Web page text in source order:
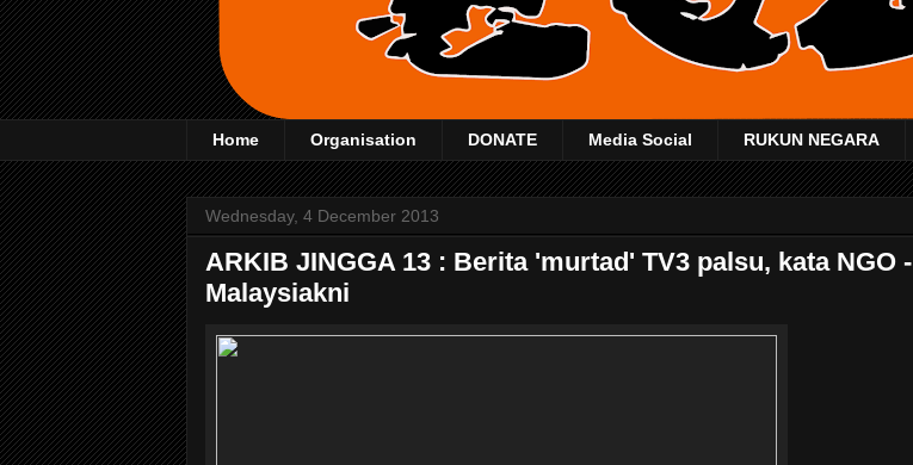
Home Organisation DONATE Media Social RUKUN NEGARA
Wednesday, 4 December 2013
ARKIB JINGGA 13 : Berita 'murtad' TV3 palsu, kata NGO -
Malaysiakni